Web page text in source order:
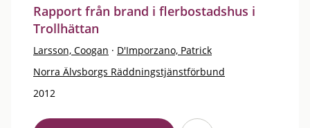
Rapport från brand i flerbostadshus i
Trollhättan
Larsson, Coogan · D'Imporzano, Patrick
Norra Älvsborgs Räddningstjänstförbund
2012